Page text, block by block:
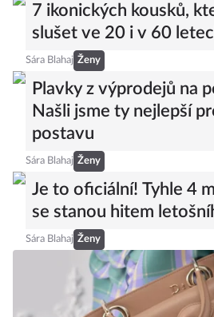
7 ikonických kousků,
slušet ve 20 i v 60
Sára Blahaj Ženy
Plavky z výprodejů na
Našli jsme ty nejlepší
postavu
Sára Blahaj Ženy
Je to oficiální! Tyhle 4
se stanou hitem
Sára Blahaj Ženy